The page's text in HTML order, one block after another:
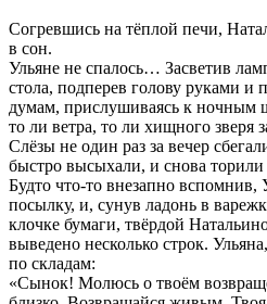
Согревшись на тёплой печи,
в сон.
Ульяне не спалось… Засветив
стола, подперев голову руками и
думам, прислушиваясь к ночным
то ли ветра, то ли хищного зверя
Слёзы не один раз за вечер
быстро высыхали, и снова
Будто что-то внезапно вспомнив,
посылку, и, сунув ладонь в
клочке бумаги, твёрдой
выведено несколько строк.
по складам:
«Сынок! Молюсь о твоём